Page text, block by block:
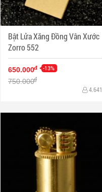
Bật Lửa Xăng Đồng Vân Xước
Zorro 552
650.000đ -13%
750.000đ
4.641